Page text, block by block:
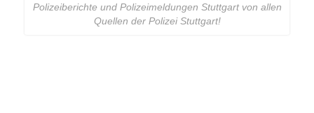
Polizeiberichte und Polizeimeldungen Stuttgart von allen
Quellen der Polizei Stuttgart!